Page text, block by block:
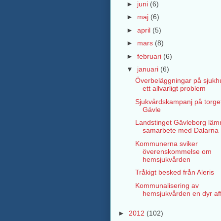
► juni (6)
► maj (6)
► april (5)
► mars (8)
► februari (6)
▼ januari (6)
Överbeläggningar på
ett allvarligt problem
Sjukvårdskampanj på
Gävle
Landstinget Gävleborg
samarbete med Dalarna
Kommunerna sviker
överenskommelse om
hemsjukvården
Tråkigt besked från Aleris
Kommunalisering av
hemsjukvården en dyr
► 2012 (102)